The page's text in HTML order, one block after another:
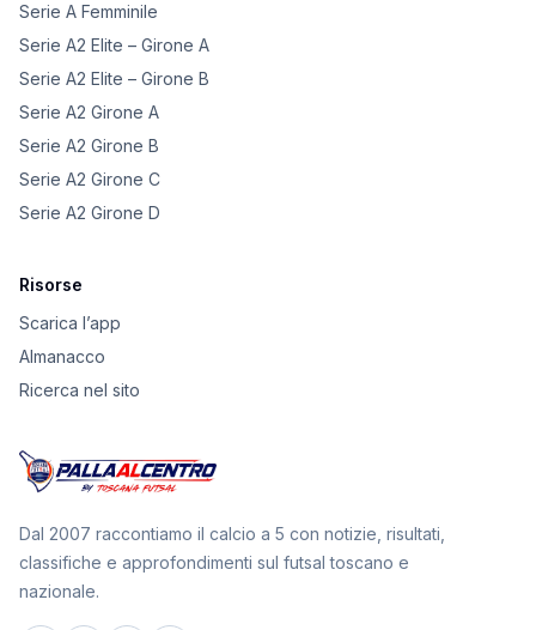
Serie A Femminile
Serie A2 Elite – Girone A
Serie A2 Elite – Girone B
Serie A2 Girone A
Serie A2 Girone B
Serie A2 Girone C
Serie A2 Girone D
Risorse
Scarica l’app
Almanacco
Ricerca nel sito
Dal 2007 raccontiamo il calcio a 5 con notizie, risultati,
classifiche e approfondimenti sul futsal toscano e
nazionale.